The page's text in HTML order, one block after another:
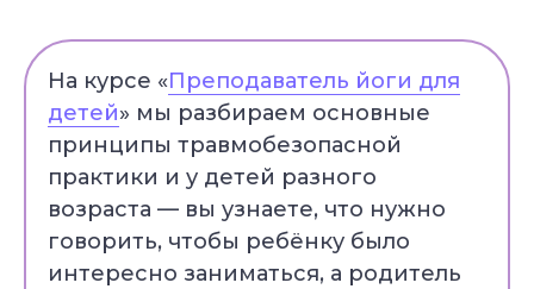
На курсе «Преподаватель йоги для
детей» мы разбираем основные
принципы травмобезопасной
практики и у детей разного
возраста — вы узнаете, что нужно
говорить, чтобы ребёнку было
интересно заниматься, а родитель